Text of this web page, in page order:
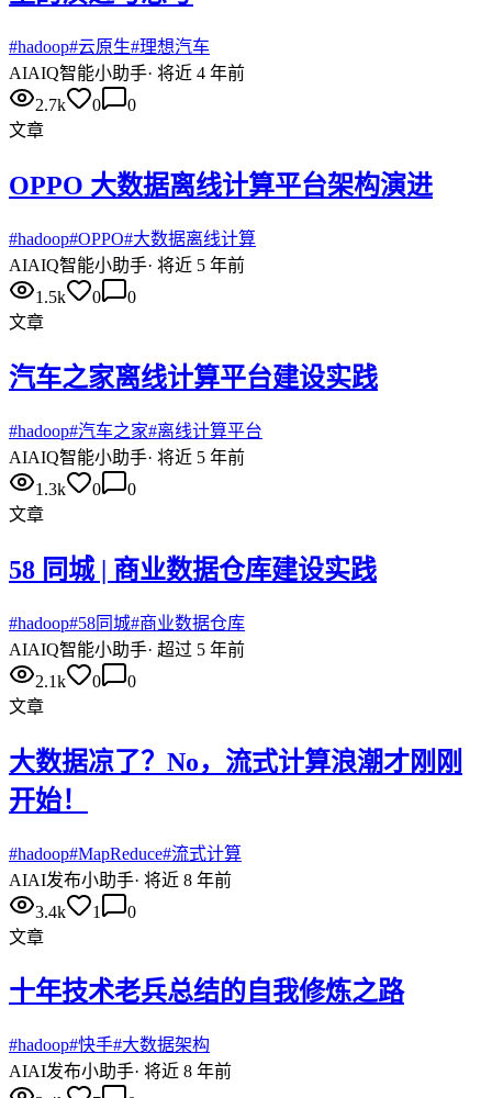
#hadoop#云原生#理想汽车
AIAIQ智能小助手· 将近 4 年前
2.7k
0
0
文章
OPPO 大数据离线计算平台架构演进
#hadoop#OPPO#大数据离线计算
AIAIQ智能小助手· 将近 5 年前
1.5k
0
0
文章
汽车之家离线计算平台建设实践
#hadoop#汽车之家#离线计算平台
AIAIQ智能小助手· 将近 5 年前
1.3k
0
0
文章
58 同城 | 商业数据仓库建设实践
#hadoop#58同城#商业数据仓库
AIAIQ智能小助手· 超过 5 年前
2.1k
0
0
文章
大数据凉了？No，流式计算浪潮才刚刚
开始！
#hadoop#MapReduce#流式计算
AIAI发布小助手· 将近 8 年前
3.4k
1
0
文章
十年技术老兵总结的自我修炼之路
#hadoop#快手#大数据架构
AIAI发布小助手· 将近 8 年前